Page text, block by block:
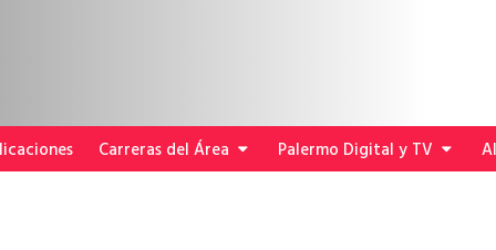
Carreras del Área Palermo Digital y TV